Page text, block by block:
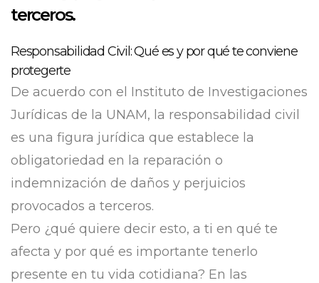
terceros.
Responsabilidad Civil: Qué es y por qué te conviene
protegerte
De acuerdo con el Instituto de Investigaciones
Jurídicas de la UNAM, la responsabilidad civil
es una figura jurídica que establece la
obligatoriedad en la reparación o
indemnización de daños y perjuicios
provocados a terceros.
Pero ¿qué quiere decir esto, a ti en qué te
afecta y por qué es importante tenerlo
presente en tu vida cotidiana? En las